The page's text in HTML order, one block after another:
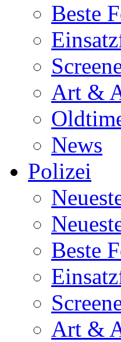
Beste
Art &
News
Polizei
Beste
Art &